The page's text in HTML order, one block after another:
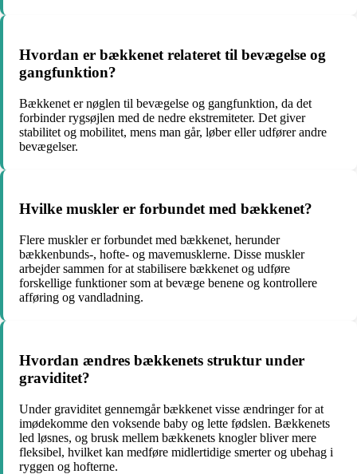
Hvordan er bækkenet relateret til bevægelse og
gangfunktion?
Bækkenet er nøglen til bevægelse og gangfunktion, da det
forbinder rygsøjlen med de nedre ekstremiteter. Det giver
stabilitet og mobilitet, mens man går, løber eller udfører andre
bevægelser.
Hvilke muskler er forbundet med bækkenet?
Flere muskler er forbundet med bækkenet, herunder
bækkenbunds-, hofte- og mavemusklerne. Disse muskler
arbejder sammen for at stabilisere bækkenet og udføre
forskellige funktioner som at bevæge benene og kontrollere
afføring og vandladning.
Hvordan ændres bækkenets struktur under
graviditet?
Under graviditet gennemgår bækkenet visse ændringer for at
imødekomme den voksende baby og lette fødslen. Bækkenets
led løsnes, og brusk mellem bækkenets knogler bliver mere
fleksibel, hvilket kan medføre midlertidige smerter og ubehag i
ryggen og hofterne.